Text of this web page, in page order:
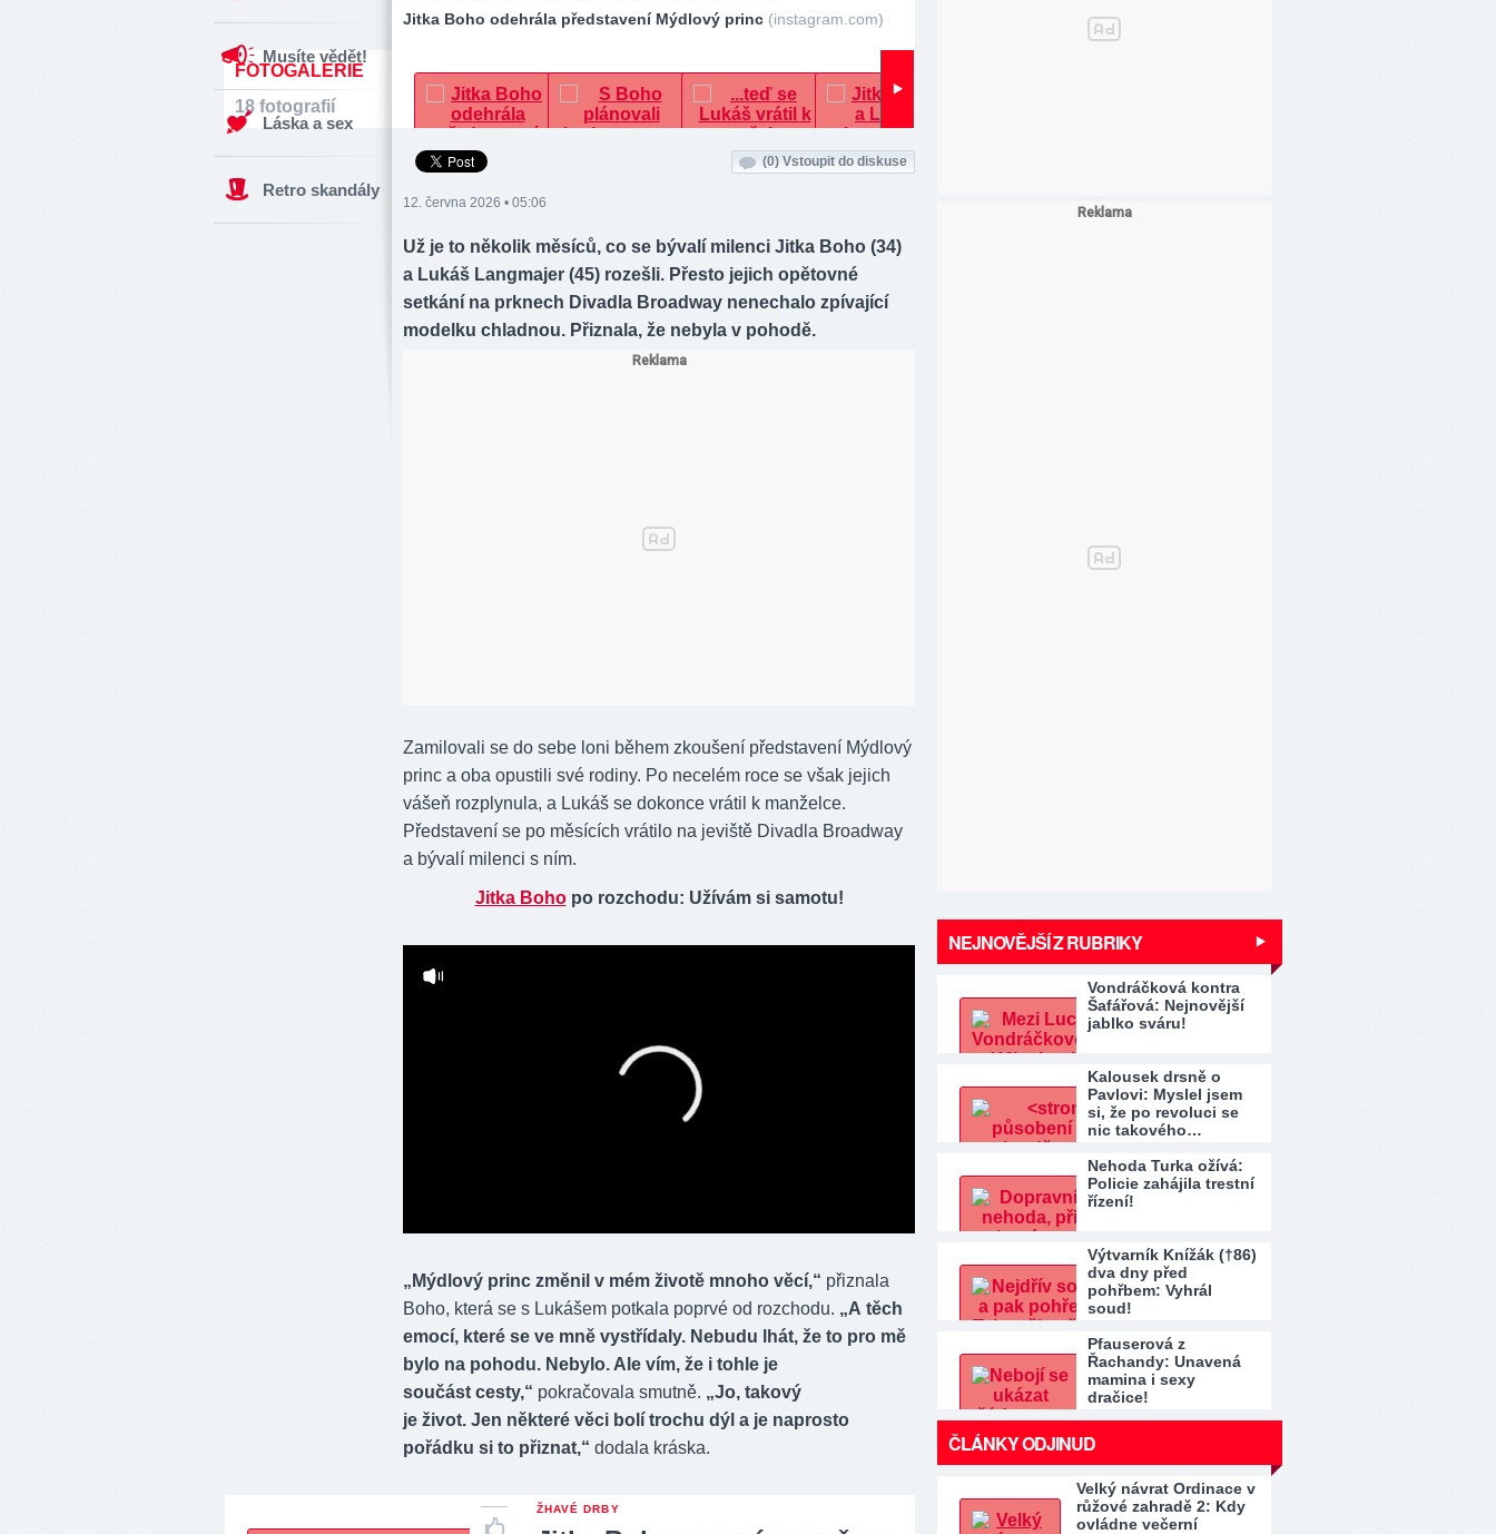
Musíte vědět!
Láska a sex
Retro skandály
Jitka Boho odehrála představení Mýdlový princ (instagram.com)
FOTOGALERIE
18 fotografií
(0) Vstoupit do diskuse
12. června 2026 • 05:06
Už je to několik měsíců, co se bývalí milenci Jitka Boho (34)
a Lukáš Langmajer (45) rozešli. Přesto jejich opětovné
setkání na prknech Divadla Broadway nenechalo zpívající
modelku chladnou. Přiznala, že nebyla v pohodě.
Zamilovali se do sebe loni během zkoušení představení Mýdlový
princ a oba opustili své rodiny. Po necelém roce se však jejich
vášeň rozplynula, a Lukáš se dokonce vrátil k manželce.
Představení se po měsících vrátilo na jeviště Divadla Broadway
a bývalí milenci s ním.
Jitka Bohopo rozchodu: Užívám si samotu!
„Mýdlový princ změnil v mém životě mnoho věcí,“ přiznala
Boho, která se s Lukášem potkala poprvé od rozchodu. „A těch
emocí, které se ve mně vystřídaly. Nebudu lhát, že to pro mě
bylo na pohodu. Nebylo. Ale vím, že i tohle je
součást cesty,“ pokračovala smutně. „Jo, takový
je život. Jen některé věci bolí trochu dýl a je naprosto
pořádku si to přiznat,“ dodala kráska.
ŽHAVÉ DRBY
NEJNOVĚJŠÍ Z RUBRIKY
Vondráčková kontra
Šafářová: Nejnovější
jablko sváru!
Kalousek drsně o
Pavlovi: Myslel jsem
si, že po revoluci se
nic takového…
Nehoda Turka ožívá:
Policie zahájila trestní
řízení!
Výtvarník Knížák (†86)
dva dny před
pohřbem: Vyhrál
soud!
Pfauserová z
Řachandy: Unavená
mamina i sexy
dračice!
ČLÁNKY ODJINUD
Velký návrat Ordinace v
růžové zahradě 2: Kdy
ovládne večerní